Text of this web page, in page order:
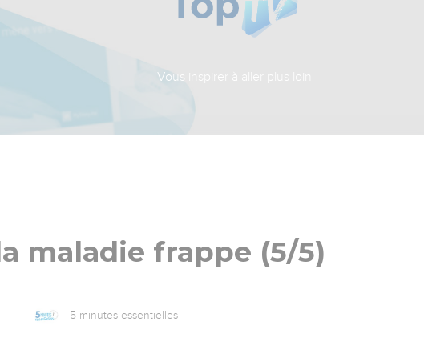
Vous inspirer à aller plus loin
maladie frappe (5/5)
5 minutes essentielles